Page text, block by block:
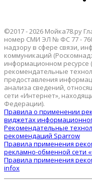
©2017 - 2026 Мойка78.ру
номер СМИ ЭЛ № ФС 77 -
надзору в сфере связи,
коммуникаций
информационном ресурсе
рекомендательные
предоставления
анализа сведений,
сети «Интернет»,
Федерации).
Правила о применении
виджетах
Рекомендательные
рекомендаций Sparrow
Правила применения
рекламно-обменной сети
Правила применения
infox